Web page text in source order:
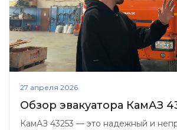
27 апреля 2026
Обзор эвакуатора КамАЗ
КамАЗ 43253 — это надежный и